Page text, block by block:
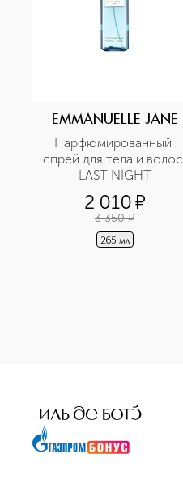
EMMANUELLE JANE
Парфюмированный
спрей для тела и волос
LAST NIGHT
2 010¤
3 350 ¤
265 мл